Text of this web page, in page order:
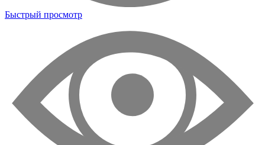
Быстрый просмотр